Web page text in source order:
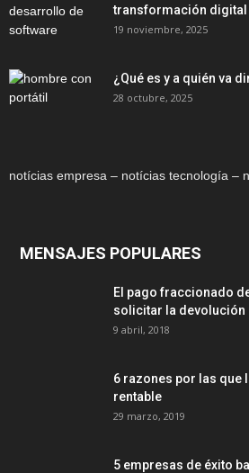
transformación digital
19 noviembre, 2025
¿Qué es y a quién va
28 octubre, 2025
notícias empresa – notícias tecnología –
MENSAJES POPULARES
El pago fraccionado
solicitar la devolución
9 abril, 2018
6 razones por las que
rentable
29 marzo, 2019
5 empresas de éxito